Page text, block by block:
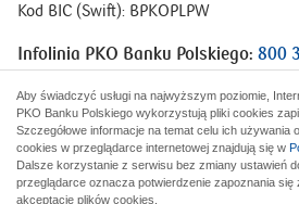
Kod BIC (Swift): BPKOPLPW
Infolinia PKO Banku Polskiego: 800
Infolinia Korporacje i Samorządy:
Aby świadczyć usługi na najwyższym poziomie,
PKO Banku Polskiego wykorzystują pliki cookies
Szczegółowe informacje na temat celu ich używania
cookies w przeglądarce internetowej znajdują się w
Dalsze korzystanie z serwisu bez zmiany ustawień
przeglądarce oznacza potwierdzenie zapoznania
akceptację plików cookies.